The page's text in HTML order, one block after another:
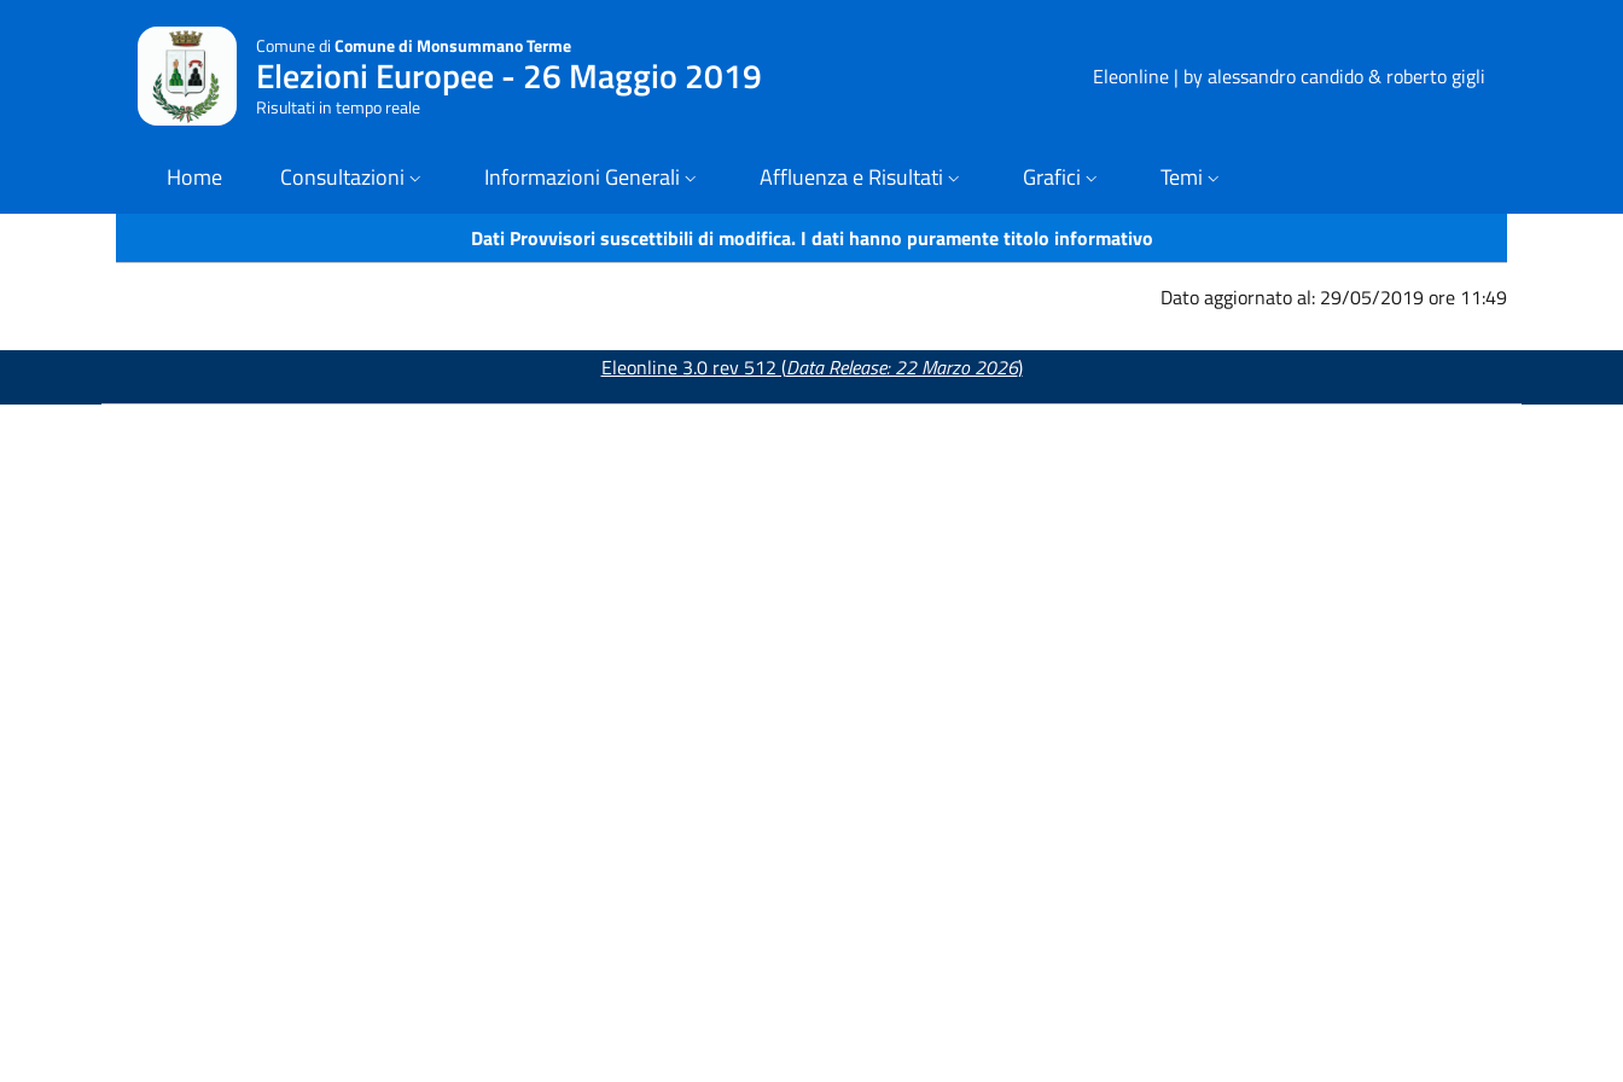
Comune diComune di Monsummano Terme
Elezioni Europee - 26 Maggio 2019
Risultati in tempo reale
Eleonline | by alessandro candido & roberto gigli
Home Consultazioni Informazioni Generali Affluenza e Risultati Grafici Temi
Dati Provvisori suscettibili di modifica. I dati hanno puramente titolo informativo
Dato aggiornato al: 29/05/2019 ore 11:49
Eleonline 3.0 rev 512 (Data Release: 22 Marzo 2026)